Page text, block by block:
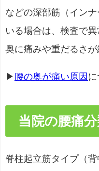
などの深部筋（イン
いる場合は、検査で
奥に痛みや重だるさが
▶ 腰の奥が痛い原因 に
当院の腰痛
脊柱起立筋タイプ（背